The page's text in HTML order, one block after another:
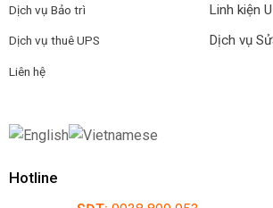
Dịch vụ Bảo trì
Dịch vụ thuê UPS
Liên hệ
Linh kiện
Dịch vụ
Hotline